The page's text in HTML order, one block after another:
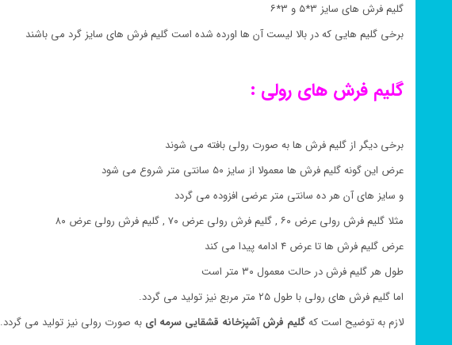
گلیم فرش های سایز ۳*۵ و ۳*۶
برخی گلیم هایی که در بالا لیست آن ها اورده شده است گلیم فرش های سایز گرد می باشند
گلیم فرش های رولی :
برخی دیگر از گلیم فرش ها به صورت رولی بافته می شوند
عرض این گونه گلیم فرش ها معمولا از سایز ۵۰ سانتی متر شروع می شود
و سایز های آن هر ده سانتی متر عرضی افزوده می گردد
مثلا گلیم فرش رولی عرض ۶۰ , گلیم فرش رولی عرض ۷۰ , گلیم فرش رولی عرض ۸۰
عرض گلیم فرش ها تا عرض ۴ ادامه پیدا می کند
طول هر گلیم فرش در حالت معمول ۳۰ متر است
اما گلیم فرش های رولی با طول ۲۵ متر مربع نیز تولید می گردد.
لازم به توضیح است کهگلیم فرشآشپزخانه قشقایی سرمه ای به صورت رولی نیز تولید می گردد.